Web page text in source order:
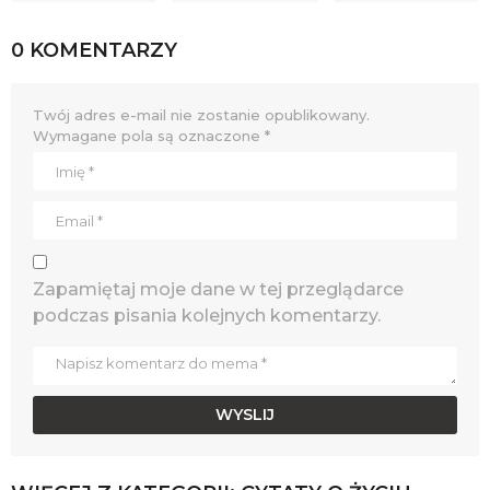
0 KOMENTARZY
Twój adres e-mail nie zostanie opublikowany.
Wymagane pola są oznaczone *
Zapamiętaj moje dane w tej przeglądarce
podczas pisania kolejnych komentarzy.